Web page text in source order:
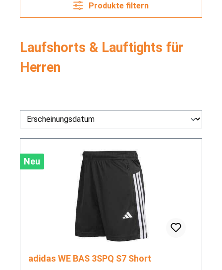
Produkte filtern
Laufshorts & Lauftights für
Herren
Neu
adidas WE BAS 3SPQ S7 Short